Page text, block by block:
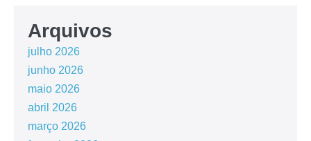
Arquivos
julho 2026
junho 2026
maio 2026
abril 2026
março 2026